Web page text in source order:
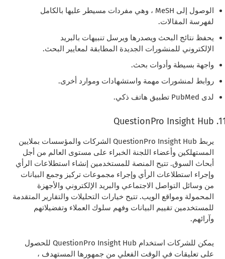
الوصول إلى MeSH ، وهي مفردات مسيطر عليها بالكامل
لفهرسة المقالات.
يحفظ نتائج البحث ويصدرها ويرسل تنبيهات بالبريد
الإلكتروني للمنشورات الجديدة المطابقة لمعايير البحث.
واجهة بسيطة وأدوات بحث.
روابط لمنشورات مهمة واستشهادات وموارد أخرى.
لدى PubMed تطبيق هاتف ذكي.
QuestionPro Insight Hub
يربط QuestionPro Insight Hub الشركات والمؤسسات بملايين
المستهلكين وأعضاء اللجنة الخبراء على مستوى العالم من أجل
أبحاث السوق. تتيح المنصة للمستخدمين إنشاء استطلاعات الرأي
وإجراء استطلاعات الرأي وإجراء مجموعات تركيز وجمع البيانات
من وسائل التواصل الاجتماعي والبريد الإلكتروني والأجهزة
المحمولة ومواقع الويب. تتيح خيارات التحليلات والتقارير المتقدمة
للمستخدمين تقييم البيانات وفهم سلوك العملاء وتفضيلاتهم
وآرائهم.
يمكن للشركات استخدام QuestionPro Insight Hub للحصول
على تعليقات في الوقت الفعلي من جمهورها المستهدف ،